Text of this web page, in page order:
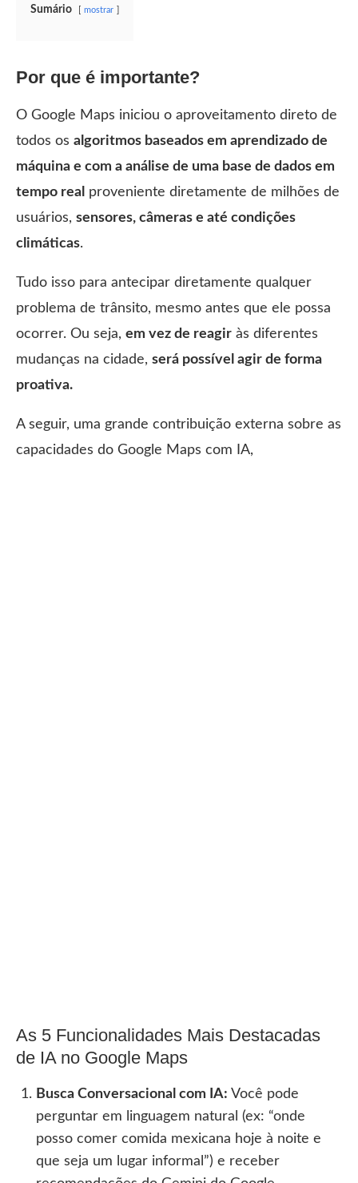
Sumário mostrar
Por que é importante?
O Google Maps iniciou o aproveitamento direto de
todos os algoritmos baseados em aprendizado de
máquina e com a análise de uma base de dados em
tempo real proveniente diretamente de milhões de
usuários, sensores, câmeras e até condições
climáticas.
Tudo isso para antecipar diretamente qualquer
problema de trânsito, mesmo antes que ele possa
ocorrer. Ou seja, em vez de reagir às diferentes
mudanças na cidade, será possível agir de forma
proativa.
A seguir, uma grande contribuição externa sobre as
capacidades do Google Maps com IA,
As 5 Funcionalidades Mais Destacadas
de IA no Google Maps
Busca Conversacional com IA: Você pode
perguntar em linguagem natural (ex: “onde
posso comer comida mexicana hoje à noite e
que seja um lugar informal”) e receber